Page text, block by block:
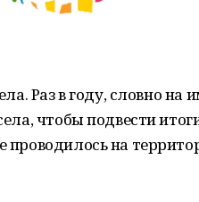
Раз в году, словно на
чтобы подвести
проводилось на